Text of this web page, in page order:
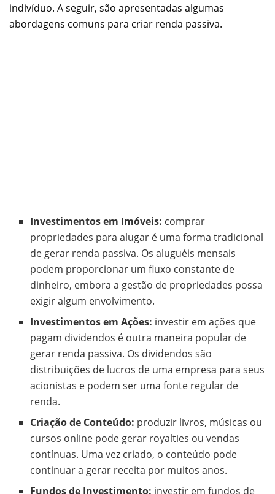
indivíduo. A seguir, são apresentadas algumas
abordagens comuns para criar renda passiva.
Investimentos em Imóveis: comprar
propriedades para alugar é uma forma tradicional
de gerar renda passiva. Os aluguéis mensais
podem proporcionar um fluxo constante de
dinheiro, embora a gestão de propriedades possa
exigir algum envolvimento.
Investimentos em Ações: investir em ações que
pagam dividendos é outra maneira popular de
gerar renda passiva. Os dividendos são
distribuições de lucros de uma empresa para seus
acionistas e podem ser uma fonte regular de
renda.
Criação de Conteúdo: produzir livros, músicas ou
cursos online pode gerar royalties ou vendas
contínuas. Uma vez criado, o conteúdo pode
continuar a gerar receita por muitos anos.
Fundos de Investimento: investir em fundos de